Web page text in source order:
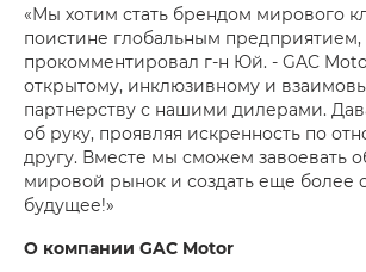
«Мы хотим стать брендом мирового
поистине глобальным предприятием,
прокомментировал г-н Юй. - GAC
открытому, инклюзивному и
партнерству с нашими дилерами.
об руку, проявляя искренность по
другу. Вместе мы сможем завоевать
мировой рынок и создать еще более
будущее!»
О компании GAC Motor